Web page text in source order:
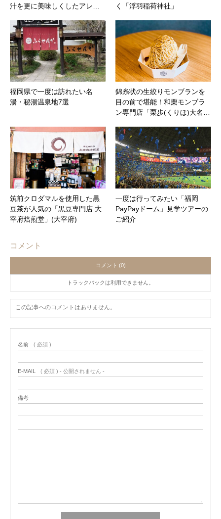
汁を更に美味しくしたアレ…
く「浮羽稲荷神社」
福岡県で一度は訪れたい名
湯・秘湯温泉地7選
錦糸状の生絞りモンブランを
目の前で堪能！和栗モンブラ
ン専門店「栗歩(くりほ)大名…
筑前クロダマルを使用した黒
豆茶が人気の「黒豆専門店 大
宰府焙煎堂」(大宰府)
一度は行ってみたい「福岡
PayPayドーム」見学ツアーの
ご紹介
コメント
コメント (0)
トラックバックは利用できません。
この記事へのコメントはありません。
名前 ( 必須 )
E-MAIL ( 必須 ) - 公開されません -
備考